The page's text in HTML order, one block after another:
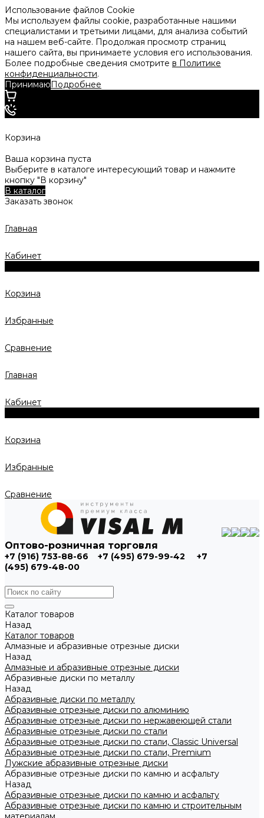
Использование файлов Cookie
Мы используем файлы cookie, разработанные нашими
специалистами и третьими лицами, для анализа событий
на нашем веб-сайте. Продолжая просмотр страниц
нашего сайта, вы принимаете условия его использования.
Более подробные сведения смотрите в Политике
конфиденциальности.
ПринимаюПодробнее
Корзина
Ваша корзина пуста
Выберите в каталоге интересующий товар и нажмите
кнопку "В корзину"
В каталог
Заказать звонок
Главная
Кабинет
Корзина
Избранные
Сравнение
Главная
Кабинет
Корзина
Избранные
Сравнение
Оптово-розничная торговля
+7 (916) 753-88-66 +7 (495) 679-99-42
+7
(495) 679-48-00
Каталог товаров
Назад
Каталог товаров
Алмазные и абразивные отрезные диски
Назад
Алмазные и абразивные отрезные диски
Абразивные диски по металлу
Назад
Абразивные диски по металлу
Абразивные отрезные диски по алюминию
Абразивные отрезные диски по нержавеющей стали
Абразивные отрезные диски по стали
Абразивные отрезные диски по стали, Classic Universal
Абразивные отрезные диски по стали, Premium
Лужские абразивные отрезные диски
Абразивные отрезные диски по камню и асфальту
Назад
Абразивные отрезные диски по камню и асфальту
Абразивные отрезные диски по камню и строительным